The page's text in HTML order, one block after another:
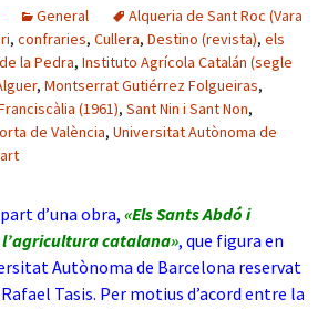
General
Alqueria de Sant Roc (Vara
, confraries, Cullera, Destino (revista), els
la Pedra, Instituto Agrícola Catalán (segle
, Montserrat Gutiérrez Folgueiras,
(1961), Sant Nin i Sant Non,
de València, Universitat Autònoma de
d’una obra, «Els Sants Abdó i
catalana», que figura en
Autònoma de Barcelona reservat
Tasis. Per motius d’acord entre la